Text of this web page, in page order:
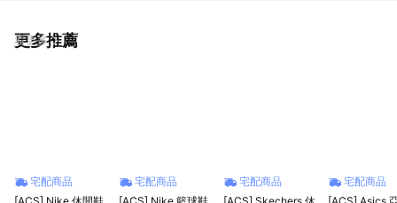
更多推薦
看更多
宅配商品
宅配商品
宅配商品
宅配商品